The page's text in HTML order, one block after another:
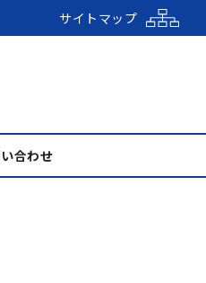
サイトマップ
合わせ